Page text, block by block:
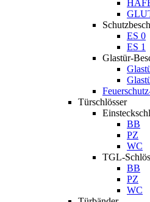
ES 0
ES 1
Glastür-
Türschlösser
BB
PZ
WC
TGL-
BB
PZ
WC